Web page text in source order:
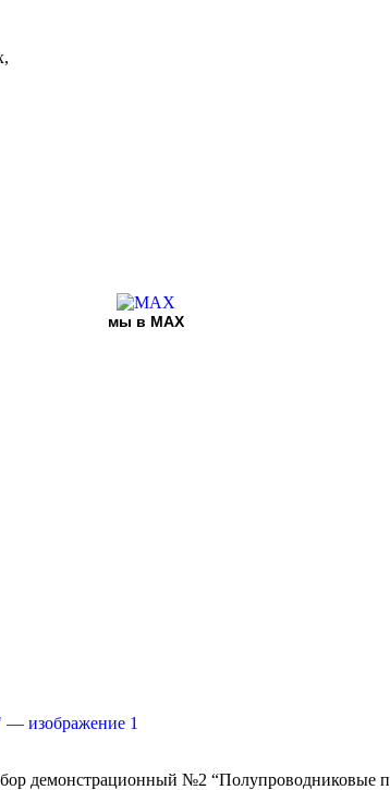
мы в MAX
демонстрационный №2 “Полупроводниковые